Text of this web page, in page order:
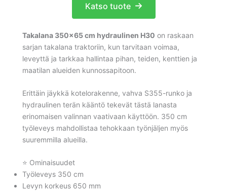
Katso tuote
Takalana 350×65 cm hydraulinen H30 on raskaan
sarjan takalana traktoriin, kun tarvitaan voimaa,
leveyttä ja tarkkaa hallintaa pihan, teiden, kenttien ja
maatilan alueiden kunnossapitoon.
Erittäin jäykkä kotelorakenne, vahva S355-runko ja
hydraulinen terän kääntö tekevät tästä lanasta
erinomaisen valinnan vaativaan käyttöön. 350 cm
työleveys mahdollistaa tehokkaan työnjäljen myös
suuremmilla alueilla.
⭐ Ominaisuudet
Työleveys 350 cm
Levyn korkeus 650 mm